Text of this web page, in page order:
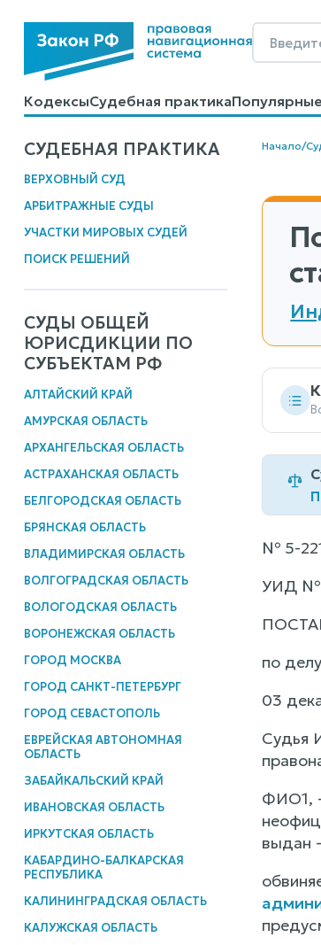
КодексыСудебная практика
КалькуляторыСправочные материалы
СУДЕБНАЯ ПРАКТИКА
ВЕРХОВНЫЙ СУД
АРБИТРАЖНЫЕ СУДЫ
УЧАСТКИ МИРОВЫХ СУДЕЙ
ПОИСК РЕШЕНИЙ
СУДЫ ОБЩЕЙ
ЮРИСДИКЦИИ ПО
СУБЪЕКТАМ РФ
АЛТАЙСКИЙ КРАЙ
АМУРСКАЯ ОБЛАСТЬ
АРХАНГЕЛЬСКАЯ ОБЛАСТЬ
АСТРАХАНСКАЯ ОБЛАСТЬ
БЕЛГОРОДСКАЯ ОБЛАСТЬ
БРЯНСКАЯ ОБЛАСТЬ
ВЛАДИМИРСКАЯ ОБЛАСТЬ
ВОЛГОГРАДСКАЯ ОБЛАСТЬ
ВОЛОГОДСКАЯ ОБЛАСТЬ
ВОРОНЕЖСКАЯ ОБЛАСТЬ
ГОРОД МОСКВА
ГОРОД САНКТ-ПЕТЕРБУРГ
ГОРОД СЕВАСТОПОЛЬ
ЕВРЕЙСКАЯ АВТОНОМНАЯ
ОБЛАСТЬ
ЗАБАЙКАЛЬСКИЙ КРАЙ
ИВАНОВСКАЯ ОБЛАСТЬ
ИРКУТСКАЯ ОБЛАСТЬ
КАБАРДИНО-БАЛКАРСКАЯ
РЕСПУБЛИКА
КАЛИНИНГРАДСКАЯ ОБЛАСТЬ
КАЛУЖСКАЯ ОБЛАСТЬ
Начало/
№ 5-
УИД №
по
03
Судья
ФИО1, -
выдан